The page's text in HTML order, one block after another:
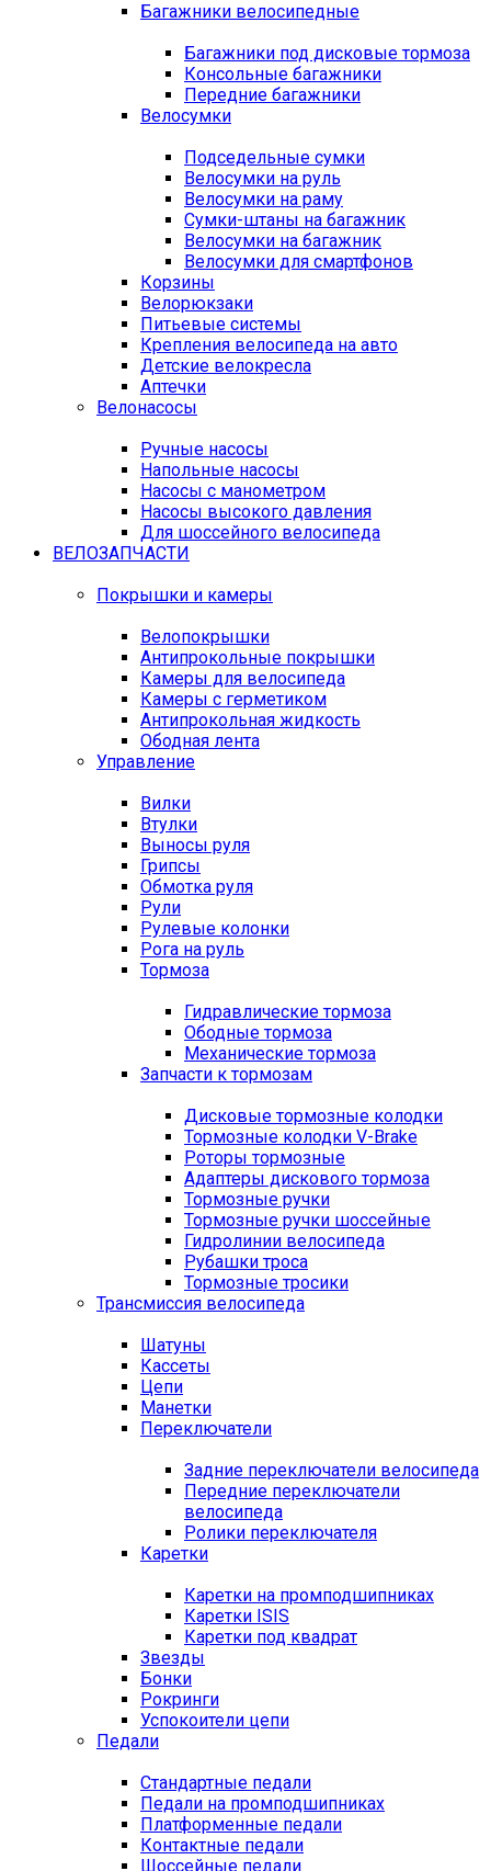
Багажники велосипедные
Багажники под дисковые тормоза
Консольные багажники
Передние багажники
Велосумки
Подседельные сумки
Велосумки на руль
Велосумки на раму
Сумки-штаны на багажник
Велосумки на багажник
Велосумки для смартфонов
Корзины
Велорюкзаки
Питьевые системы
Крепления велосипеда на авто
Детские велокресла
Аптечки
Велонасосы
Ручные насосы
Напольные насосы
Насосы с манометром
Насосы высокого давления
Для шоссейного велосипеда
ВЕЛОЗАПЧАСТИ
Покрышки и камеры
Велопокрышки
Антипрокольные покрышки
Камеры для велосипеда
Камеры с герметиком
Антипрокольная жидкость
Ободная лента
Управление
Вилки
Втулки
Выносы руля
Грипсы
Обмотка руля
Рули
Рулевые колонки
Рога на руль
Тормоза
Гидравлические тормоза
Ободные тормоза
Механические тормоза
Запчасти к тормозам
Дисковые тормозные колодки
Тормозные колодки V-Brake
Роторы тормозные
Адаптеры дискового тормоза
Тормозные ручки
Тормозные ручки шоссейные
Гидролинии велосипеда
Рубашки троса
Тормозные тросики
Трансмиссия велосипеда
Шатуны
Кассеты
Цепи
Манетки
Переключатели
Задние переключатели велосипеда
Передние переключатели
велосипеда
Ролики переключателя
Каретки
Каретки на промподшипниках
Каретки ISIS
Каретки под квадрат
Звезды
Бонки
Рокринги
Успокоители цепи
Педали
Стандартные педали
Педали на промподшипниках
Платформенные педали
Контактные педали
Шоссейные педали